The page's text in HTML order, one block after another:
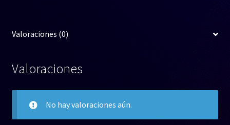
Valoraciones (0)
Valoraciones
No hay valoraciones aún.